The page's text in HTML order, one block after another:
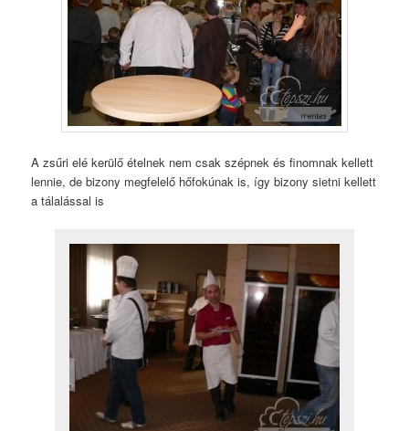
A zsűri elé kerülő ételnek nem csak szépnek és finomnak kellett
lennie, de bizony megfelelő hőfokúnak is, így bizony sietni kellett
a tálalással is